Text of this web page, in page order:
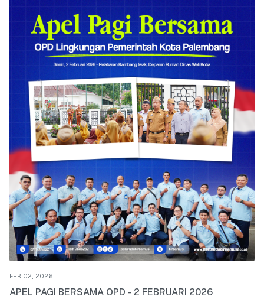
FEB 02, 2026
APEL PAGI BERSAMA OPD - 2 FEBRUARI 2026